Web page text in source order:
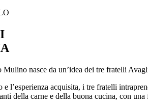
Mulino nasce da un’idea dei tre fratelli
l’esperienza acquisita, i tre fratelli
della carne e della buona cucina, con